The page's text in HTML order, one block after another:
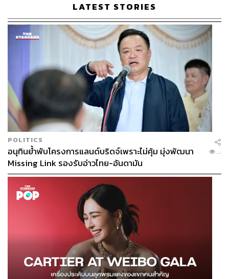
LATEST STORIES
POLITICS
อนุทินย้ำพับโครงการแลนด์บริดจ์เพราะไม่คุ้ม มุ่งพัฒนา
Missing Link รองรับอ่าวไทย-อันดามัน
...